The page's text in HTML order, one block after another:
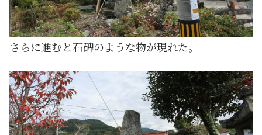
さらに進むと石碑のような物が現れた。